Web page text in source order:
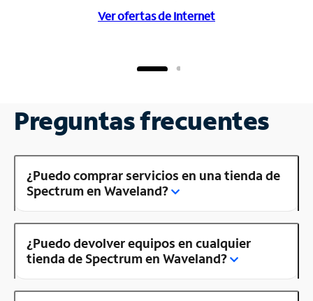
Ver ofertas de Internet
Preguntas frecuentes
¿Puedo comprar servicios en una tienda de
Spectrum en Waveland?
¿Puedo devolver equipos en cualquier
tienda de Spectrum en Waveland?